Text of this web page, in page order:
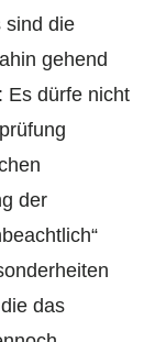
sind die
gehend
Es dürfe nicht
der
das